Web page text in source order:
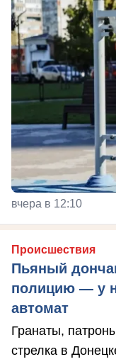
вчера в 12:10
Происшествия
Пьяный
полицию — у
автомат
Гранаты,
стрелка в